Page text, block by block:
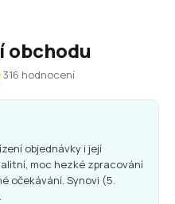
obchodu
316 hodnocení
objednávky i její
moc hezké zpracování
očekávání. Synovi (5.